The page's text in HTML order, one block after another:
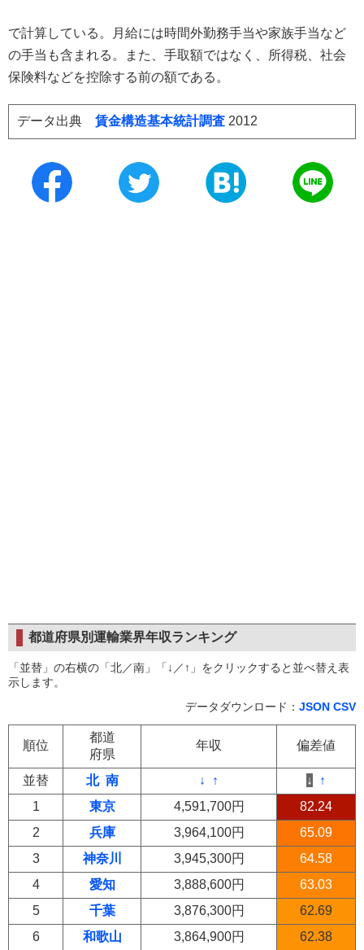
で計算している。月給には時間外勤務手当や家族手当など
の手当も含まれる。また、手取額ではなく、所得税、社会
保険料などを控除する前の額である。
データ出典 賃金構造基本統計調査 2012
都道府県別運輸業界年収ランキング
「並替」の右横の「北／南」「↓／↑」をクリックすると並べ替え表
示します。
データダウンロード： JSON CSV
順位
都道
府県
年収 偏差値
並替 北 南 ↓ ↑ ↓
↑
1
東京 4,591,700円
82.24
2
兵庫 3,964,100円
65.09
3
神奈川 3,945,300円
64.58
4
愛知 3,888,600円
63.03
5
千葉 3,876,300円
62.69
6
和歌山 3,864,900円
62.38